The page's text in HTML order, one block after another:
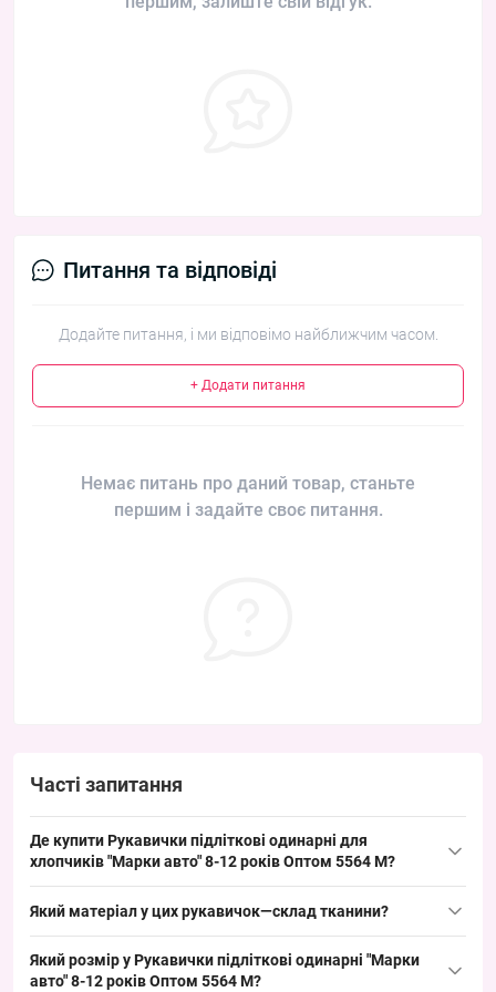
Питання та відповіді
Додайте питання, і ми відповімо найближчим часом.
+ Додати питання
Немає питань про даний товар, станьте
першим і задайте своє питання.
Часті запитання
Де купити Рукавички підліткові одинарні для
хлопчиків "Марки авто" 8-12 років Оптом 5564 M?
авто" 8-12 років Оптом 5564 M можна оптом з Одеса 7КМ;
поповнення дитячого асортименту та забезпечує стабільний
Який матеріал у цих рукавичок—склад тканини?
структура з еластичною домішкою спандексу забезпечує
Який розмір у Рукавички підліткові одинарні "Марки
авто" 8-12 років Оптом 5564 M?